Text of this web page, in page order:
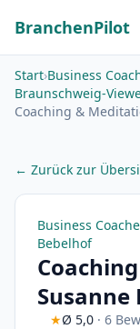
BranchenPilot
Start›Business
Braunschweig-
Coaching &
← Zurück zur
Business
Bebelhof
Susanne
★Ø 5,0 · 6